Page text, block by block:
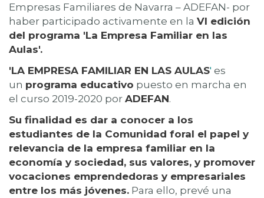
Empresas Familiares de Navarra – ADEFAN- por
haber participado activamente en la VI edición
del programa 'La Empresa Familiar en las
Aulas'.
'LA EMPRESA FAMILIAR EN LAS AULAS' es
un programa educativo puesto en marcha en
el curso 2019-2020 por ADEFAN.
Su finalidad es dar a conocer a los
estudiantes de la Comunidad foral el papel y
relevancia de la empresa familiar en la
economía y sociedad, sus valores, y promover
vocaciones emprendedoras y empresariales
entre los más jóvenes. Para ello, prevé una